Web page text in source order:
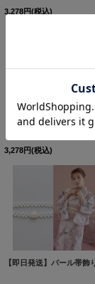
3,278円(税込)
3,278円(税込)